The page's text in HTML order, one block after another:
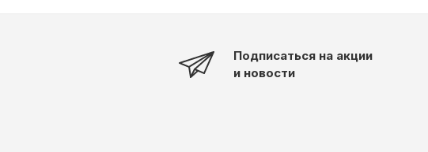
Подписаться на акции
и новости